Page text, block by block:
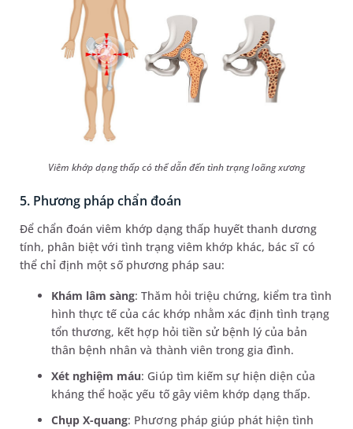
Viêm khớp dạng thấp có thể dẫn đến tình trạng loãng xương
5. Phương pháp chẩn đoán
Để chẩn đoán viêm khớp dạng thấp huyết thanh dương
tính, phân biệt với tình trạng viêm khớp khác, bác sĩ có
thể chỉ định một số phương pháp sau:
Khám lâm sàng: Thăm hỏi triệu chứng, kiểm tra tình
hình thực tế của các khớp nhằm xác định tình trạng
tổn thương, kết hợp hỏi tiền sử bệnh lý của bản
thân bệnh nhân và thành viên trong gia đình.
Xét nghiệm máu: Giúp tìm kiếm sự hiện diện của
kháng thể hoặc yếu tố gây viêm khớp dạng thấp.
Chụp X-quang: Phương pháp giúp phát hiện tình